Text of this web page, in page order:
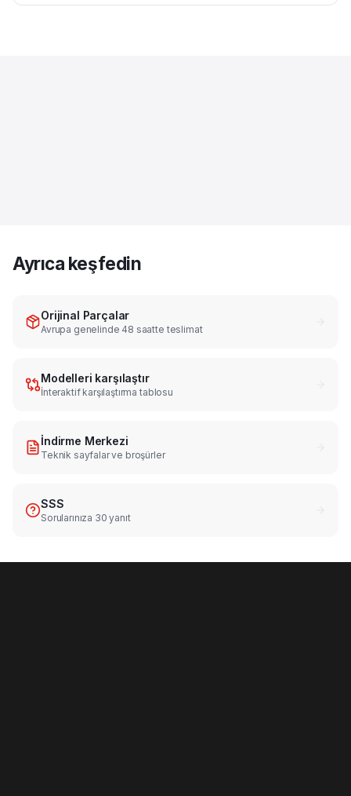
Ayrıca keşfedin
Orijinal Parçalar
Avrupa genelinde 48 saatte teslimat
Modelleri karşılaştır
İnteraktif karşılaştırma tablosu
İndirme Merkezi
Teknik sayfalar ve broşürler
SSS
Sorularınıza 30 yanıt